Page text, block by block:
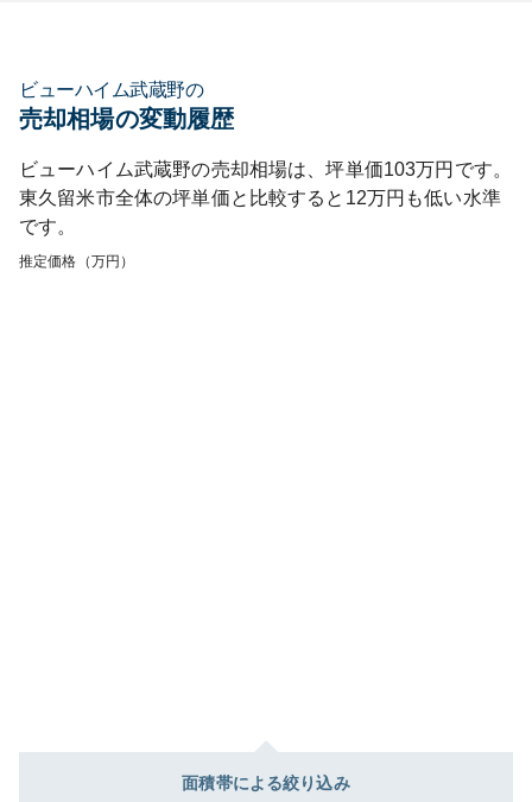
ビューハイム武蔵野の
売却相場の変動履歴
ビューハイム武蔵野の売却相場は、坪単価103万円です。
東久留米市全体の坪単価と比較すると 12万円も低い水準
です。
推定価格（万円）
面積帯による絞り込み